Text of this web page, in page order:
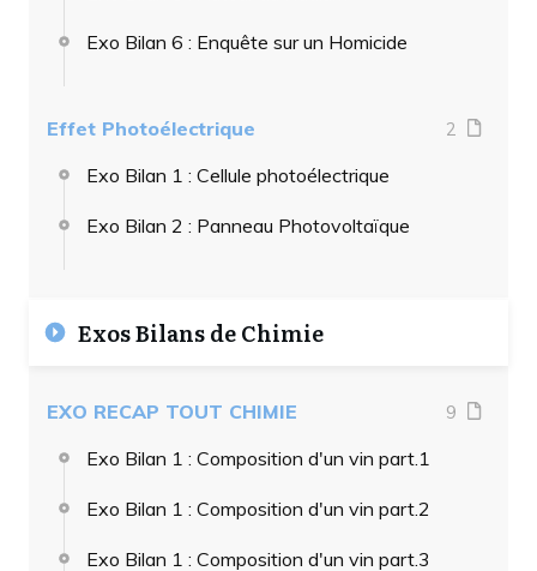
Exo Bilan 6 : Enquête sur un Homicide
Effet Photoélectrique 2
Exo Bilan 1 : Cellule photoélectrique
Exo Bilan 2 : Panneau Photovoltaïque
Exos Bilans de Chimie
EXO RECAP TOUT CHIMIE 9
Exo Bilan 1 : Composition d'un vin part.1
Exo Bilan 1 : Composition d'un vin part.2
Exo Bilan 1 : Composition d'un vin part.3